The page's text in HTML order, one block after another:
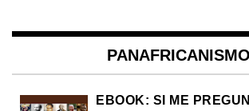
PANAFRICANISMO
EBOOK: SI ME